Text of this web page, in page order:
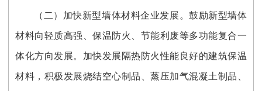
（二）加快新型墙体材料企业发展。鼓励新型墙体
材料向轻质高强、保温防火、节能利废等多功能复合一
体化方向发展。加快发展隔热防火性能良好的建筑保温
材料，积极发展烧结空心制品、蒸压加气混凝土制品、